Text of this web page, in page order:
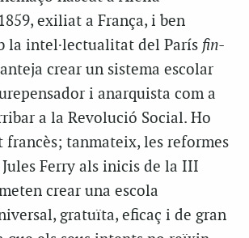
exiliat a França, i ben
la intel·lectualitat del París fin-
crear un sistema escolar
i anarquista com a
a la Revolució Social. Ho
francès; tanmateix, les reformes
Ferry als inicis de la III
crear una escola
gratuïta, eficaç i de gran